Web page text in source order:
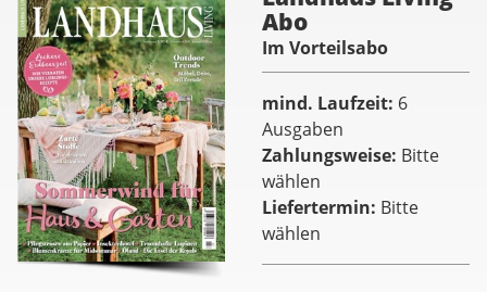
Abo
Im Vorteilsabo
mind. Laufzeit 6
Ausgaben
Zahlungsweise Bitte
wählen
Liefertermin Bitte
wählen